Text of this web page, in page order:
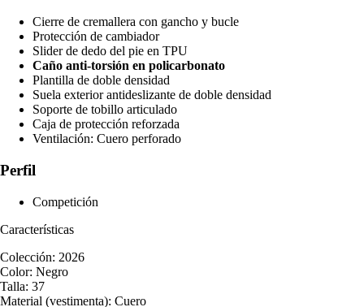
Cierre de cremallera con gancho y bucle
Protección de cambiador
Slider de dedo del pie en TPU
Caño anti-torsión en policarbonato
Plantilla de doble densidad
Suela exterior antideslizante de doble densidad
Soporte de tobillo articulado
Caja de protección reforzada
Ventilación: Cuero perforado
Perfil
Competición
Características
Colección: 2026
Color: Negro
Talla: 37
Material (vestimenta): Cuero